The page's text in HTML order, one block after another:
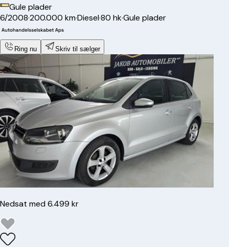
Gule plader
6/2008·200.000 km·Diesel·80 hk·Gule plader
Ring nu Skriv til sælger
Nedsat med 6.499 kr